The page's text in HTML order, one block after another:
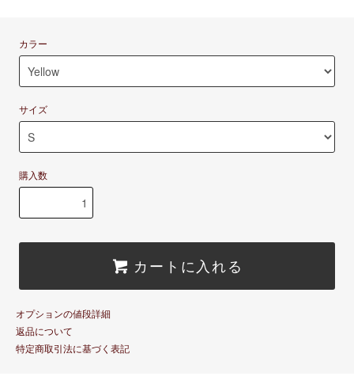
カラー
サイズ
購入数
カートに入れる
オプションの値段詳細
返品について
特定商取引法に基づく表記